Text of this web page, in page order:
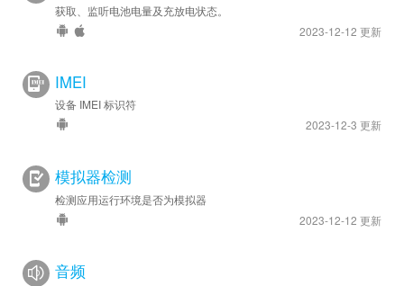
获取、监听电池电量及充放电状态。
2023-12-12 更新
IMEI
设备 IMEI 标识符
2023-12-3 更新
模拟器检测
检测应用运行环境是否为模拟器
2023-12-12 更新
音频